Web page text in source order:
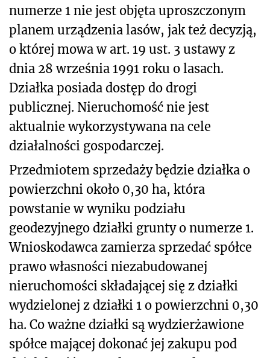
numerze 1 nie jest objęta uproszczonym
planem urządzenia lasów, jak też decyzją,
o której mowa w art. 19 ust. 3 ustawy z
dnia 28 września 1991 roku o lasach.
Działka posiada dostęp do drogi
publicznej. Nieruchomość nie jest
aktualnie wykorzystywana na cele
działalności gospodarczej.
Przedmiotem sprzedaży będzie działka o
powierzchni około 0,30 ha, która
powstanie w wyniku podziału
geodezyjnego działki grunty o numerze 1.
Wnioskodawca zamierza sprzedać spółce
prawo własności niezabudowanej
nieruchomości składającej się z działki
wydzielonej z działki 1 o powierzchni 0,30
ha. Co ważne działki są wydzierżawione
spółce mającej dokonać jej zakupu pod